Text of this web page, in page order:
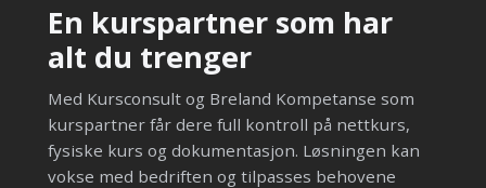
En kurspartner som har
alt du trenger
Med Kursconsult og Breland Kompetanse som
kurspartner får dere full kontroll på nettkurs,
fysiske kurs og dokumentasjon. Løsningen kan
vokse med bedriften og tilpasses behovene